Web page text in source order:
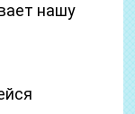
нашу